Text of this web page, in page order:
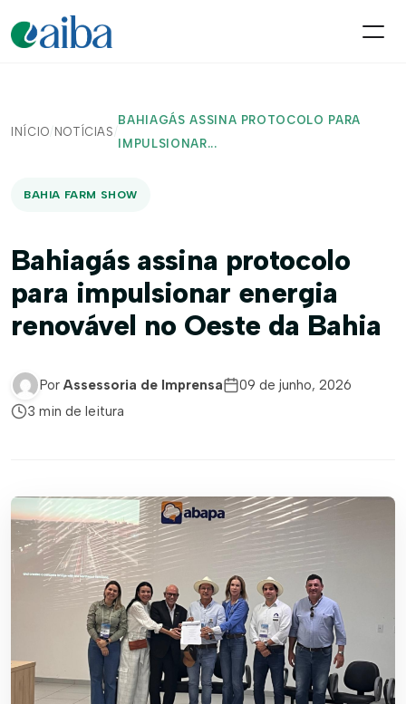
INÍCIO/ NOTÍCIAS /
BAHIAGÁS ASSINA PROTOCOLO PARA
IMPULSIONAR...
BAHIA FARM SHOW
Bahiagás assina protocolo
para impulsionar energia
renovável no Oeste da Bahia
Por Assessoria de Imprensa
09 de junho, 2026
3 min de leitura